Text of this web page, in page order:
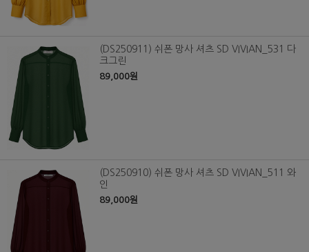
(DS250911) 쉬폰 망사 셔츠 SD VIVIAN_531 다
크그린
89,000원
(DS250910) 쉬폰 망사 셔츠 SD VIVIAN_511 와
인
89,000원